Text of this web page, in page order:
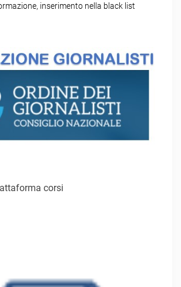
inserimento nella black list
corsi